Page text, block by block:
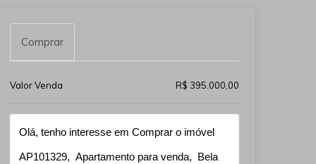
Comprar
Valor Venda R$ 395.000,00